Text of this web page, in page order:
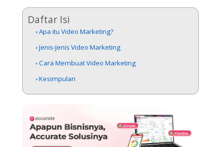
Daftar Isi
Apa itu Video Marketing?
Jenis-Jenis Video Marketing
Cara Membuat Video Marketing
Kesimpulan